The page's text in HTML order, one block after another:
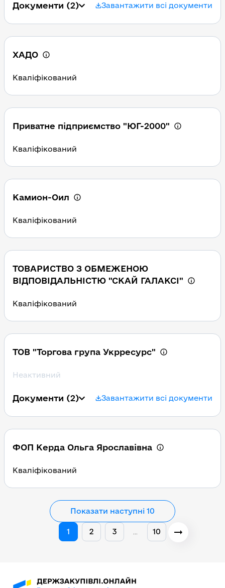
Документи (2) Завантажити всі документи
ХАДО
Кваліфікований
Приватне підприємство "ЮГ-2000"
Кваліфікований
Камион-Оил
Кваліфікований
ТОВАРИСТВО З ОБМЕЖЕНОЮ
ВІДПОВІДАЛЬНІСТЮ "СКАЙ ГАЛАКСІ"
Кваліфікований
ТОВ "Торгова група Укрресурс"
Неактивний
Документи (2) Завантажити всі документи
ФОП Керда Ольга Ярославівна
Кваліфікований
Показати наступні 10
1 2 3 10